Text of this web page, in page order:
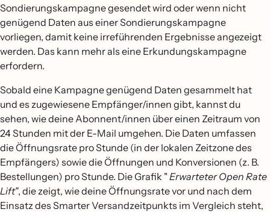
Sondierungskampagne gesendet wird oder wenn nicht
genügend Daten aus einer Sondierungskampagne
vorliegen, damit keine irreführenden Ergebnisse angezeigt
werden. Das kann mehr als eine Erkundungskampagne
erfordern.
Sobald eine Kampagne genügend Daten gesammelt hat
und es zugewiesene Empfänger/innen gibt, kannst du
sehen, wie deine Abonnent/innen über einen Zeitraum von
24 Stunden mit der E-Mail umgehen. Die Daten umfassen
die Öffnungsrate pro Stunde (in der lokalen Zeitzone des
Empfängers) sowie die Öffnungen und Konversionen (z. B.
Bestellungen) pro Stunde. Die Grafik " Erwarteter Open Rate
Lift", die zeigt, wie deine Öffnungsrate vor und nach dem
Einsatz des Smarter Versandzeitpunkts im Vergleich steht,